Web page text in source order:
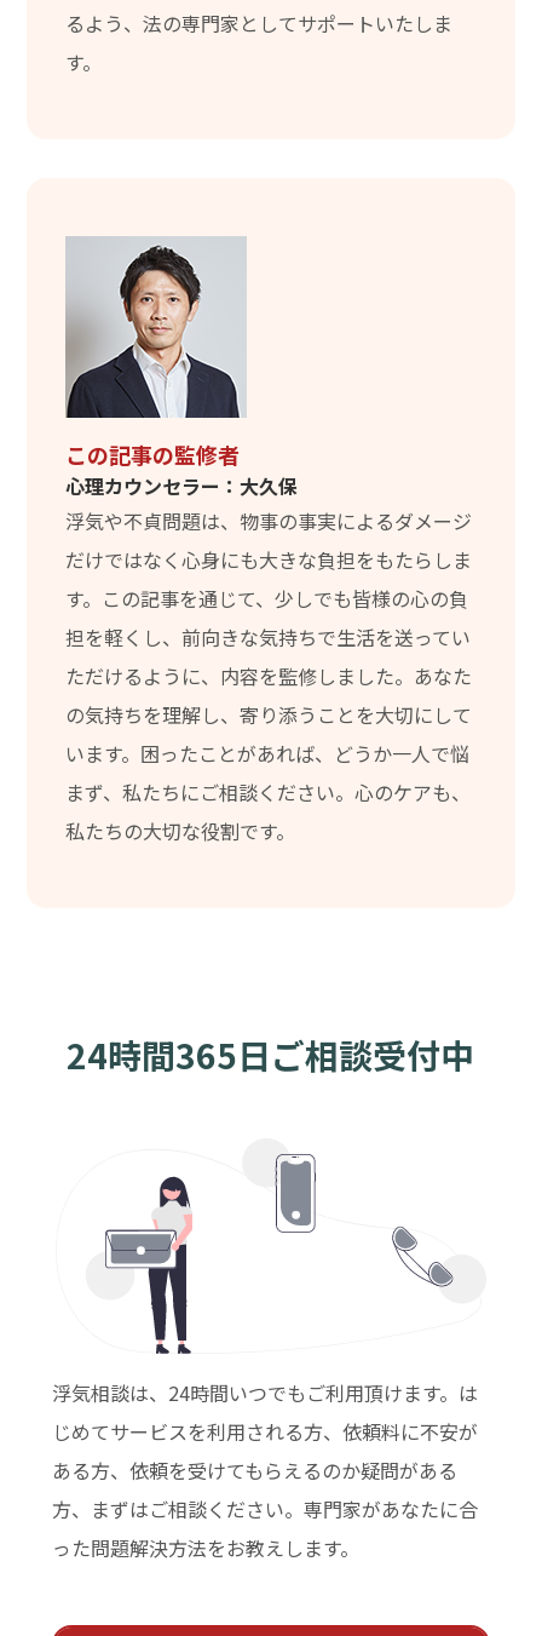
るよう、法の専門家としてサポートいたしま
す。
この記事の監修者
心理カウンセラー：大久保
浮気や不貞問題は、物事の事実によるダメージ
だけではなく心身にも大きな負担をもたらしま
す。この記事を通じて、少しでも皆様の心の負
担を軽くし、前向きな気持ちで生活を送ってい
ただけるように、内容を監修しました。あなた
の気持ちを理解し、寄り添うことを大切にして
います。困ったことがあれば、どうか一人で悩
まず、私たちにご相談ください。心のケアも、
私たちの大切な役割です。
24時間365日ご相談受付中
浮気相談は、24時間いつでもご利用頂けます。は
じめてサービスを利用される方、依頼料に不安が
ある方、依頼を受けてもらえるのか疑問がある
方、まずはご相談ください。専門家があなたに合
った問題解決方法をお教えします。